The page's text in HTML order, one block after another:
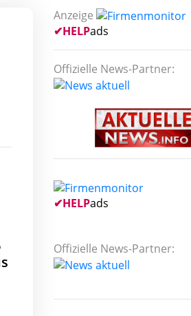
Anzeige
✔HELPads
Offizielle News-Partner:
✔HELPads
Offizielle News-Partner: